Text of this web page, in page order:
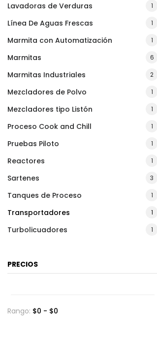
Lavadoras de Verduras 1
Línea De Aguas Frescas 1
Marmita con Automatización 1
Marmitas 6
Marmitas Industriales 2
Mezcladores de Polvo 1
Mezcladores tipo Listón 1
Proceso Cook and Chill 1
Pruebas Piloto 1
Reactores 1
Sartenes 3
Tanques de Proceso 1
Transportadores 1
Turbolicuadores 1
PRECIOS
Rango: $0 - $0